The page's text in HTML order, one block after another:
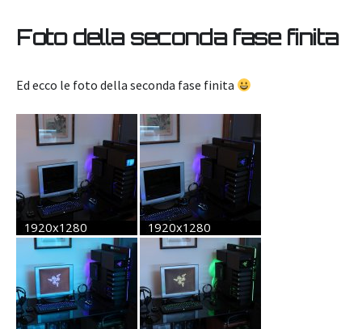
Foto della seconda fase finita
Ed ecco le foto della seconda fase finita